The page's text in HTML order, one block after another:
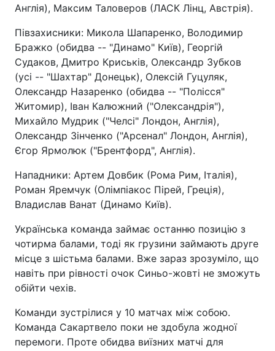
Англія), Максим Таловеров (ЛАСК Лінц, Австрія).
Півзахисники: Микола Шапаренко, Володимир
Бражко (обидва -- "Динамо" Київ), Георгій
Судаков, Дмитро Криськів, Олександр Зубков
(усі -- "Шахтар" Донецьк), Олексій Гуцуляк,
Олександр Назаренко (обидва -- "Полісся"
Житомир), Іван Калюжний ("Олександрія"),
Михайло Мудрик ("Челсі" Лондон, Англія),
Олександр Зінченко ("Арсенал" Лондон, Англія),
Єгор Ярмолюк ("Брентфорд", Англія).
Нападники: Артем Довбик (Рома Рим, Італія),
Роман Яремчук (Олімпіакос Пірей, Греція),
Владислав Ванат (Динамо Київ).
Українська команда займає останню позицію з
чотирма балами, тоді як грузини займають друге
місце з шістьма балами. Вже зараз зрозуміло, що
навіть при рівності очок Синьо-жовті не зможуть
обійти чехів.
Команди зустрілися у 10 матчах між собою.
Команда Сакартвело поки не здобула жодної
перемоги. Проте обидва виїзних матчі для